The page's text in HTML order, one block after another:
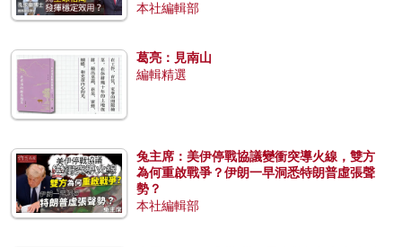
本社編輯部
葛亮：見南山
編輯精選
兔主席：美伊停戰協議變衝突導火線，雙方
為何重啟戰爭？伊朗一早洞悉特朗普虛張聲
勢？
本社編輯部